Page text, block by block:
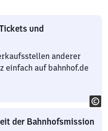
und
anderer
einfach auf bahnhof.de
der Bahnhofsmission